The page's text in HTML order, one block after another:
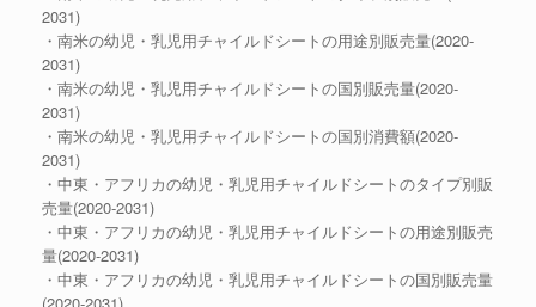
2031)
・南米の幼児・乳児用チャイルドシートの用途別販売量(2020-
2031)
・南米の幼児・乳児用チャイルドシートの国別販売量(2020-
2031)
・南米の幼児・乳児用チャイルドシートの国別消費額(2020-
2031)
・中東・アフリカの幼児・乳児用チャイルドシートのタイプ別販
売量(2020-2031)
・中東・アフリカの幼児・乳児用チャイルドシートの用途別販売
量(2020-2031)
・中東・アフリカの幼児・乳児用チャイルドシートの国別販売量
(2020-2031)